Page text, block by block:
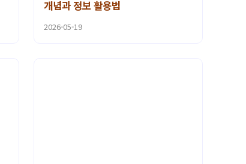
개념과 정보 활용법
2026-05-19